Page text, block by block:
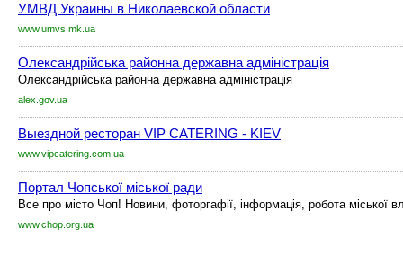
УМВД Украины в Николаевской области
www.umvs.mk.ua
Олександрійська районна державна адміністрація
Олександрійська районна державна адміністрація
alex.gov.ua
Выездной ресторан VIP CATERING - KIEV
www.vipcatering.com.ua
Портал Чопської міської ради
Все про місто Чоп! Новини, фоторгафії, інформація, робота міської
www.chop.org.ua